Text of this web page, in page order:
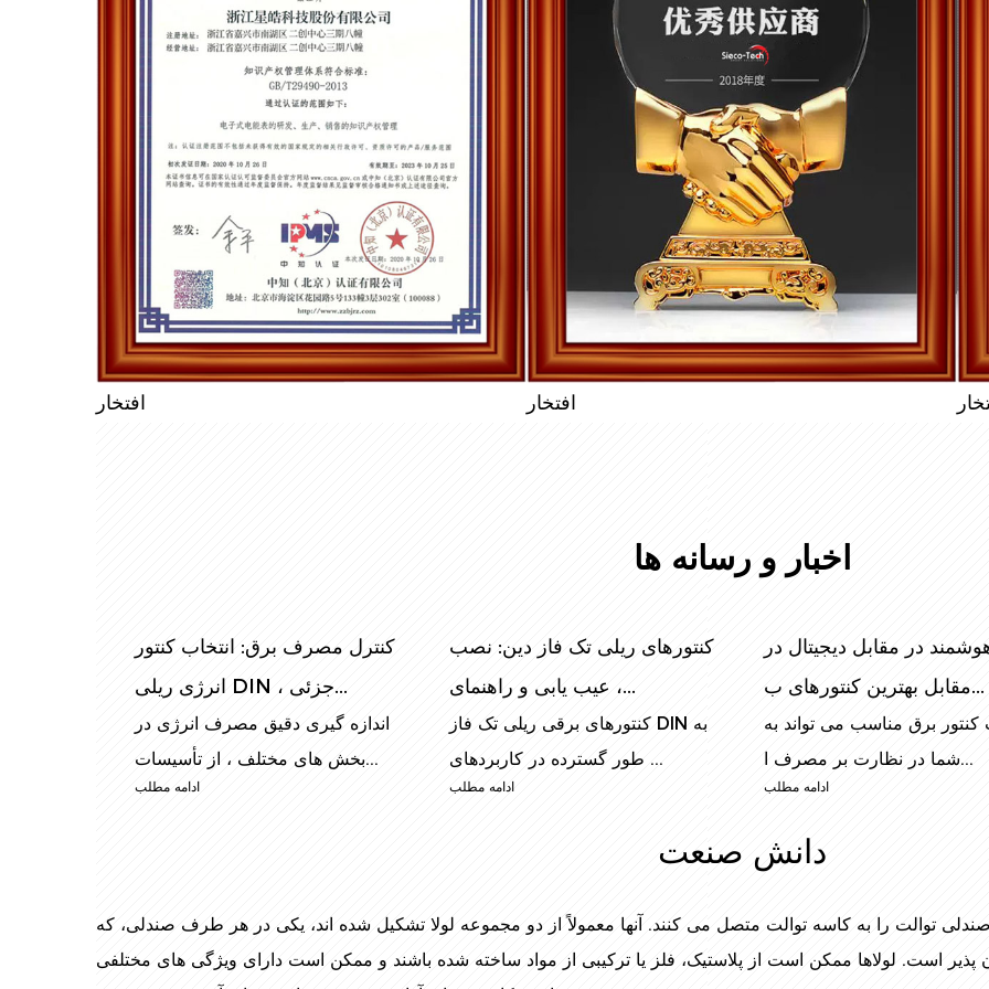
افتخار افتخار
اخبار و رسانه ها
کنترل مصرف برق: انتخاب کنتور
انرژی ریلی DIN ، جزئی...
اندازه گیری دقیق مصرف انرژی در
بخش های مختلف ، از تأسیسات...
ادامه مطلب
کنتورهای ریلی تک فاز دین: نصب
، عیب یابی و راهنمای...
کنتورهای برقی ریلی تک فاز DIN به
طور گسترده در کاربردهای ...
ادامه مطلب
در مقابل دیجیتال در
مقابل بهترین کنتورهای ب...
کنتور برق مناسب می تواند به
شما در نظارت بر مصرف ا...
ادامه مطلب
دانش صنعت
توالت را به کاسه توالت متصل می کنند. آنها معمولاً از دو مجموعه لولا تشکیل شده اند، یکی در هر طرف صندلی، که
پذیر است. لولاها ممکن است از پلاستیک، فلز یا ترکیبی از مواد ساخته شده باشند و ممکن است دارای ویژگی های مختلفی